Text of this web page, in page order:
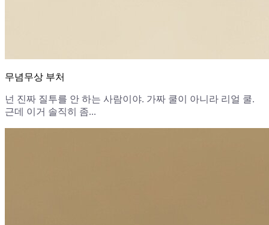
무념무상 부처
넌 진짜 질투를 안 하는 사람이야. 가짜 쿨이 아니라 리얼 쿨.
근데 이거 솔직히 좀...